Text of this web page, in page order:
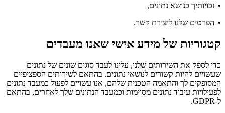
• זכויותיך כנושא נתונים,
• הפרטים שלנו ליצירת קשר.
קטגוריות של מידע אישי שאנו מעבדים
כדי לספק את השירותים שלנו, עלינו לעבד סוגים שונים של נתונים
שעשויים להיות קשורים לנושאי נתונים. בהתאם לשירותים הספציפיים
המסופקים לך והתאמה הטכנית שלהם, אנו עשויים לפעול כמעבד נתונים
לפעילויות עיבוד נתונים מסוימות וכמעבד הנתונים שלך לאחרים, בהתאם
ל-GDPR.